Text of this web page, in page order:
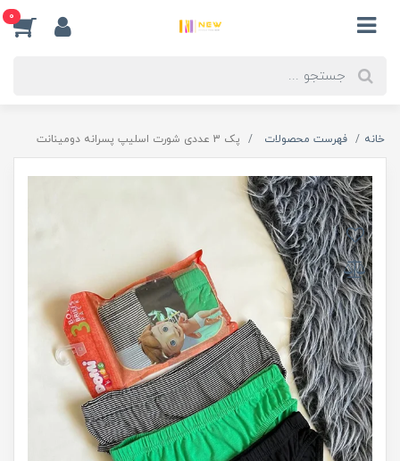
0
خانه فهرست محصولات پک 3 عددی شورت اسلیپ پسرانه دومینانت